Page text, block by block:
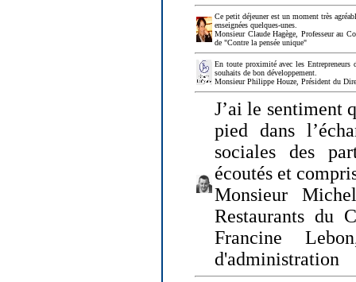
Ce petit déjeuner est un moment très
enseignées quelques-unes.
Monsieur Claude Hagège, Professeur au
de "Contre la pensée unique"
En toute proximité avec les
souhaits de bon développement.
Monsieur Philippe Houze, Président du
J’ai le sentiment
pied dans
sociales des
écoutés et
Monsieur
Restaurants du
Francine
d'administration